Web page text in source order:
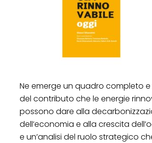
Ne emerge un quadro completo
del contributo che le energie
possono dare alla
dell’economia e alla crescita
e un’analisi del ruolo strategico